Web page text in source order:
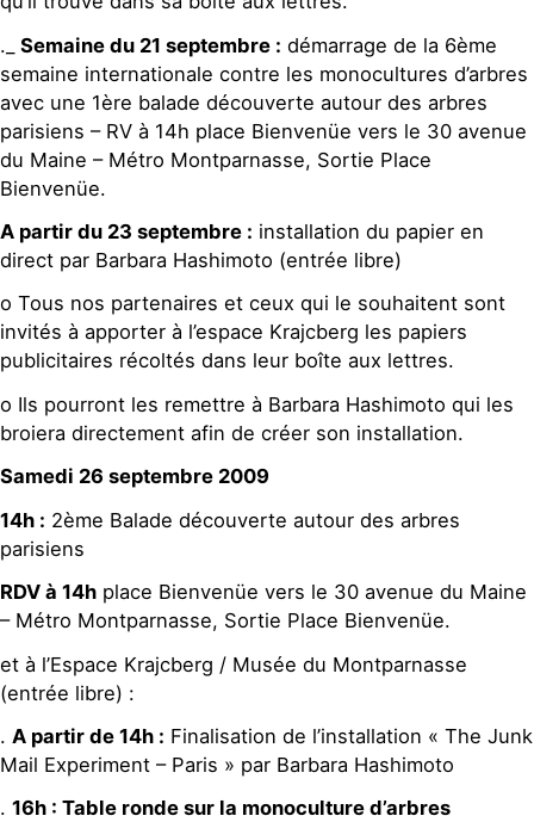
._ Semaine du 21 septembre : démarrage de la 6ème
semaine internationale contre les monocultures d’arbres
avec une 1ère balade découverte autour des arbres
parisiens – RV à 14h place Bienvenüe vers le 30 avenue
du Maine – Métro Montparnasse, Sortie Place
Bienvenüe.
A partir du 23 septembre : installation du papier en
direct par Barbara Hashimoto (entrée libre)
o Tous nos partenaires et ceux qui le souhaitent sont
invités à apporter à l’espace Krajcberg les papiers
publicitaires récoltés dans leur boîte aux lettres.
o Ils pourront les remettre à Barbara Hashimoto qui les
broiera directement afin de créer son installation.
Samedi 26 septembre 2009
14h : 2ème Balade découverte autour des arbres
parisiens
RDV à 14h place Bienvenüe vers le 30 avenue du Maine
– Métro Montparnasse, Sortie Place Bienvenüe.
et à l’Espace Krajcberg / Musée du Montparnasse
(entrée libre) :
. A partir de 14h : Finalisation de l’installation « The Junk
Mail Experiment – Paris » par Barbara Hashimoto
. 16h : Table ronde sur la monoculture d’arbres